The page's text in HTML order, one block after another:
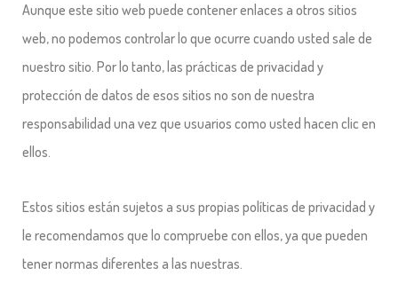
Aunque este sitio web puede contener enlaces a otros sitios
web, no podemos controlar lo que ocurre cuando usted sale de
nuestro sitio. Por lo tanto, las prácticas de privacidad y
protección de datos de esos sitios no son de nuestra
responsabilidad una vez que usuarios como usted hacen clic en
ellos.
Estos sitios están sujetos a sus propias políticas de privacidad y
le recomendamos que lo compruebe con ellos, ya que pueden
tener normas diferentes a las nuestras.